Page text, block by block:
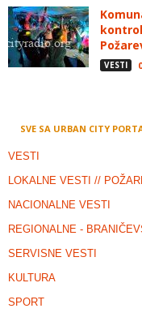
VESTI
SVE SA URBAN CITY
VESTI
LOKALNE VESTI //
NACIONALNE VESTI
REGIONALNE -
SERVISNE VESTI
KULTURA
SPORT